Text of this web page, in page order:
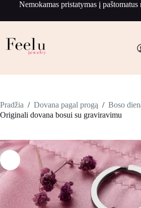
Nemokamas pristatymas į paštomatus
Pradžia / Dovana pagal progą / Boso
Originali dovana bosui su graviravimu